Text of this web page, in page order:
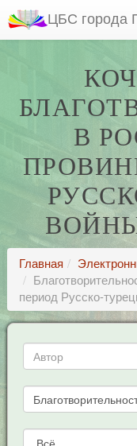
ЦБС города
В
ВОЙНЫ
Главная
период Русско-